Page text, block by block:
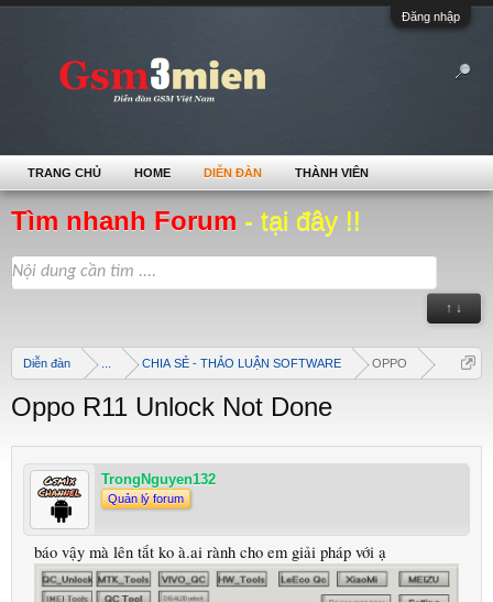
Đăng nhập
Tìm nhanh Forum - tại đây !!
↑ ↓
Diễn đàn CHIA SẺ - THẢO LUẬN SOFTWARE OPPO
Oppo R11 Unlock Not Done
TrongNguyen132
Quản lý forum
báo vậy mà lên tắt ko à.ai rành cho em giải pháp với ạ
TRANG CHỦ HOME DIỄN ĐÀN THÀNH VIÊN